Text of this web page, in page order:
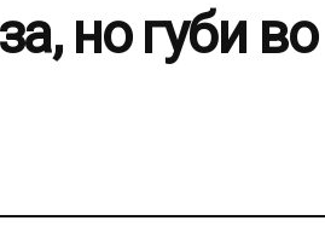
но губи во